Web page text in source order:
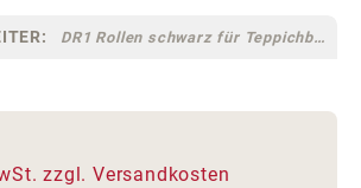
DR1 Rollen schwarz für Teppichböden [10]
zzgl. Versandkosten